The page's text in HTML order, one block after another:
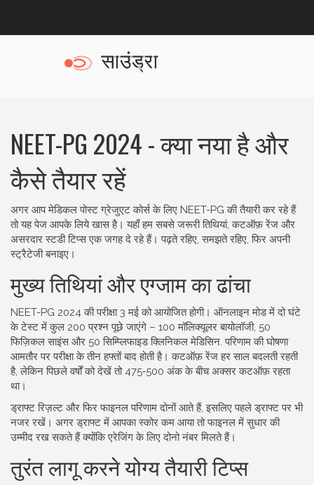
NEET-PG 2024 - क्या नया है और
कैसे तैयार रहें
अगर आप मेडिकल पोस्ट ग्रेजुएट कोर्स के लिए NEET-PG की तैयारी कर रहे हैं
तो यह पेज आपके लिये खास है। यहाँ हम सबसे जरूरी तिथियां, कटऑफ़ रेंज और
असरदार स्टडी टिप्स एक जगह दे रहे हैं। पढ़ते रहिए, समझते रहिए, फिर अपनी
स्ट्रैटेजी बनाइए।
मुख्य तिथियां और एग्जाम का ढांचा
NEET-PG 2024 की परीक्षा 3 मई को आयोजित होगी। ऑनलाइन मोड में दो घंटे
के टेस्ट में कुल 200 प्रश्न पूछे जाएंगे – 100 मॉलिक्यूलर बायोलॉजी, 50
फिज़िकल साइंस और 50 सिम्प्लिफाइड क्लिनिकल मेडिसिन. परिणाम की घोषणा
आमतौर पर परीक्षा के तीन हफ्तों बाद होती है। कटऑफ़ रेंज हर साल बदलती रहती
है, लेकिन पिछले वर्षों को देखें तो 475‑500 अंक के बीच अक्सर कटऑफ़ रहता
था।
ड्राफ्ट रिज़ल्ट और फिर फाइनल परिणाम दोनों आते हैं, इसलिए पहले ड्राफ्ट पर भी
नजर रखें। अगर ड्राफ्ट में आपका स्कोर कम आया तो फाइनल में सुधार की
उम्मीद रख सकते हैं क्योंकि एरेजिंग के लिए दोनो नंबर मिलते हैं।
तुरंत लागू करने योग्य तैयारी टिप्स